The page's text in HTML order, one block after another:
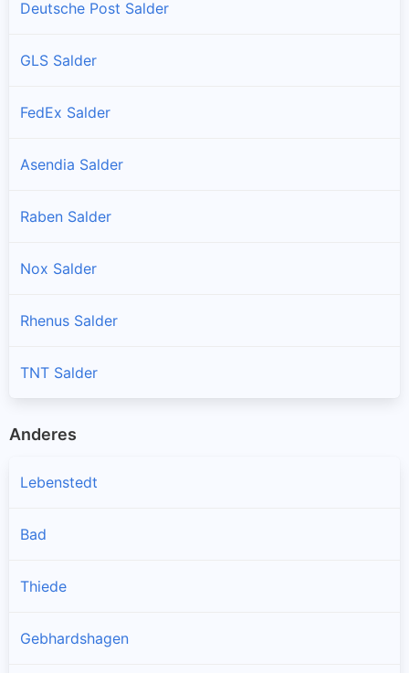
Deutsche Post Salder
GLS Salder
FedEx Salder
Asendia Salder
Raben Salder
Nox Salder
Rhenus Salder
TNT Salder
Anderes
Lebenstedt
Bad
Thiede
Gebhardshagen